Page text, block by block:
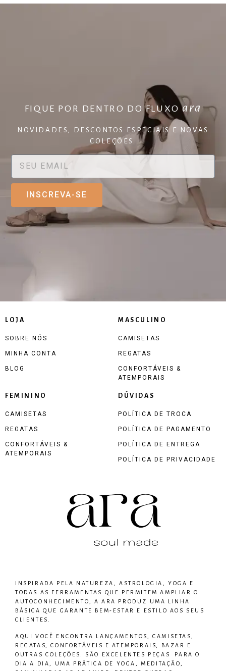
FIQUE POR DENTRO DO FLUXOara
NOVIDADES, DESCONTOS ESPECIAIS E NOVAS
COLEÇÕES.
INSCREVA-SE
LOJA
SOBRE NÓS
MINHA CONTA
BLOG
MASCULINO
CAMISETAS
REGATAS
CONFORTÁVEIS &
ATEMPORAIS
FEMININO
CAMISETAS
REGATAS
CONFORTÁVEIS &
ATEMPORAIS
DÚVIDAS
POLÍTICA DE TROCA
POLÍTICA DE PAGAMENTO
POLÍTICA DE ENTREGA
POLÍTICA DE PRIVACIDADE
INSPIRADA PELA NATUREZA, ASTROLOGIA, YOGA E
TODAS AS FERRAMENTAS QUE PERMITEM AMPLIAR O
AUTOCONHECIMENTO, A ARA PRODUZ UMA LINHA
BÁSICA QUE GARANTE BEM-ESTAR E ESTILO AOS SEUS
CLIENTES.
AQUI VOCÊ ENCONTRA LANÇAMENTOS, CAMISETAS,
REGATAS, CONFORTÁVEIS E ATEMPORAIS, BAZAR E
OUTRAS COLEÇÕES. SÃO EXCELENTES PEÇAS PARA O
DIA A DIA, UMA PRÁTICA DE YOGA, MEDITAÇÃO,